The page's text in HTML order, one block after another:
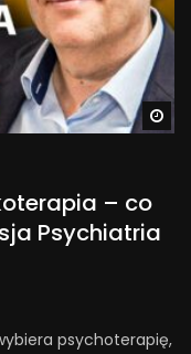
– co
Psychiatria
psychoterapię,